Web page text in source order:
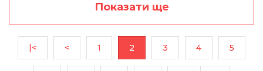
Показати ще
|< < 1 2 3 4 5